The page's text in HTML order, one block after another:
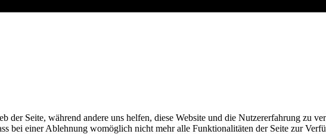
Seite, während andere uns helfen, diese Website und die Nutzererfahrung zu
bei einer Ablehnung womöglich nicht mehr alle Funktionalitäten der Seite zur